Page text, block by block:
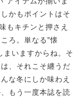
かもポイントはそ
もキチンと押さえ
ろ。単なる”懐
まいますからね。そ
、それこそ纏うだ
な冬にしか味わえ
もう一度本誌を読